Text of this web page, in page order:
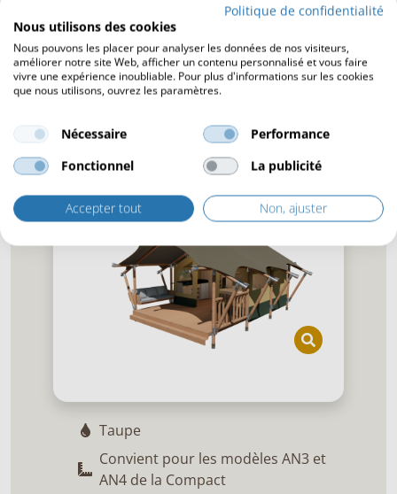
Choisissez votre couleur de
toiture stretch : sable ou
taupe
Notre toiture stretch est disponible en deux
correspond le mieux à l’esthétique de votre
Taupe
Convient pour les modèles AN3 et
AN4 de la Compact
Politique de confidentialité
Nous utilisons des cookies
Nous pouvons les placer pour analyser les données de nos visiteurs,
améliorer notre site Web, afficher un contenu personnalisé et vous faire
vivre une expérience inoubliable. Pour plus d'informations sur les cookies
que nous utilisons, ouvrez les paramètres.
Nécessaire
Performance
Fonctionnel
La publicité
Accepter tout Non, ajuster